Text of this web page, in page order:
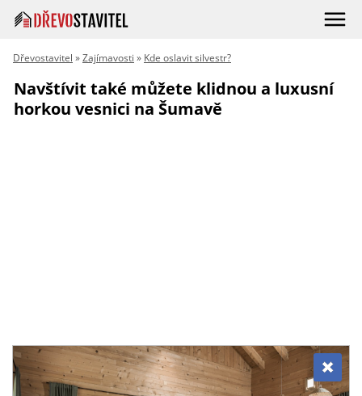
Dřevostavitel »Zajímavosti » Kde oslavit silvestr?
Navštívit také můžete klidnou a luxusní
horkou vesnici na Šumavě